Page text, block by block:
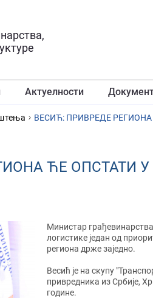
Актуелности
ВЕСИЋ: ПРИВРЕДЕ
ЋЕ ОПСТАТИ
Министар
логистике један од
региона држе заједно.
Весић је на скупу
привредника из Србије,
године.